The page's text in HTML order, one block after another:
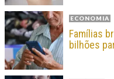
ECONOMIA
Famílias
bilhões